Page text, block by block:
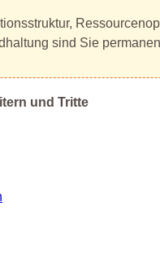
sind Sie
und Tritte